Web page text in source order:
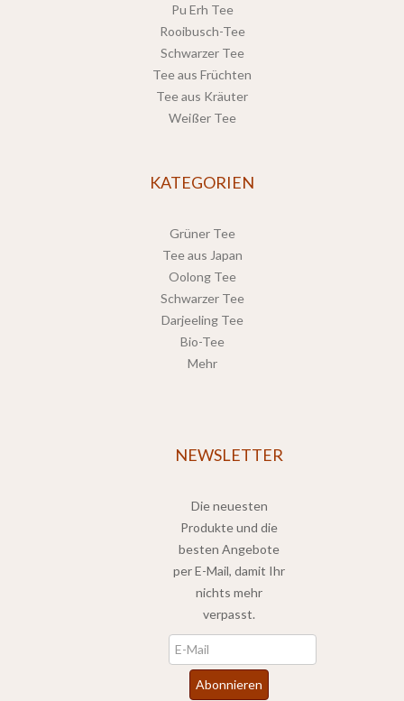
Pu Erh Tee
Rooibusch-Tee
Schwarzer Tee
Tee aus Früchten
Tee aus Kräuter
Weißer Tee
KATEGORIEN
Grüner Tee
Tee aus Japan
Oolong Tee
Schwarzer Tee
Darjeeling Tee
Bio-Tee
Mehr
NEWSLETTER
Die neuesten
Produkte und die
besten Angebote
per E-Mail, damit Ihr
nichts mehr
verpasst.
Abonnieren